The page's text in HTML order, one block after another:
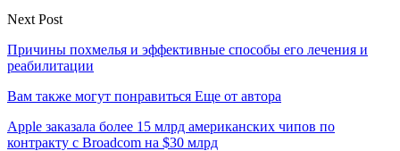
Next Post
Причины похмелья и эффективные способы его лечения и
реабилитации
Вам также могут понравиться Еще от автора
Apple заказала более 15 млрд американских чипов по
контракту с Broadcom на $30 млрд